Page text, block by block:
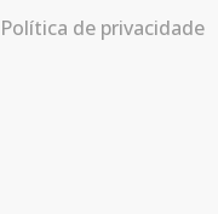
Política de privacidade